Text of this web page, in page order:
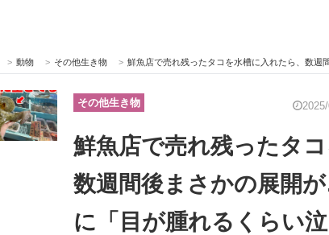
ビジネスと働き方のヒント
> 動物 > その他生き物 > 鮮魚店で売れ残ったタコを水槽に入れたら、数週間後まさ
その他生き物
鮮魚店で売れ残ったタコ
数週間後まさかの展
に「目が腫れるくらい泣